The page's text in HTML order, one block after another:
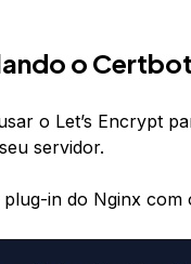
o Certbot
o Let’s Encrypt
servidor.
in do Nginx com